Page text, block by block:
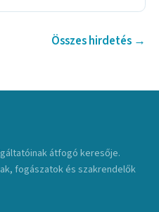
Összes hirdetés →
átfogó keresője.
fogászatok és szakrendelők